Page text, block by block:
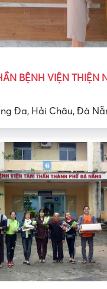
BỆNH VIỆN THIỆN
Đa, Hải Châu, Đà